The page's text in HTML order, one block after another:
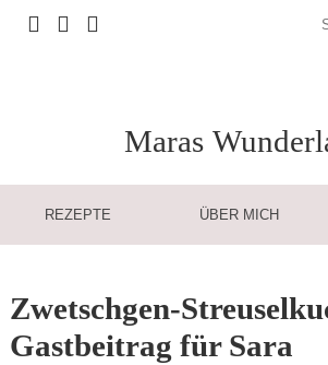
Maras
REZEPTE ÜBER MICH
Zwetschgen-
Gastbeitrag für Sara